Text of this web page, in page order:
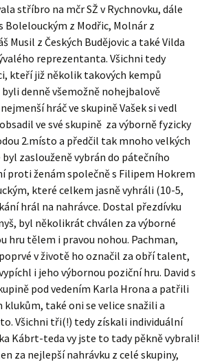
stříbro na mčr SŽ v Rychnovku, dále
Bolelouckým z Modřic, Molnár z
Musil z Českých Budějovic a také Vilda
reprezentanta. Všichni tedy
kteří již několik takových kempů
denně všemožně nohejbalově
hráč ve skupině Vašek si vedl
ve své skupině za výborně fyzicky
2.místo a předčil tak mnoho velkých
zaslouženě vybrán do pátečního
proti ženám společně s Filipem Hokrem
které celkem jasně vyhráli (10-5,
hrál na nahrávce. Dostal přezdívku
byl několikrát chválen za výborné
hru tělem i pravou nohou. Pachman,
v životě ho označil za obří talent,
i jeho výbornou poziční hru. David s
pod vedením Karla Hrona a patřili
také oni se velice snažili a
Všichni tři(!) tedy získali individuální
Kábrt-teda vy jste to tady pěkně vybrali!
za nejlepší nahrávku z celé skupiny,